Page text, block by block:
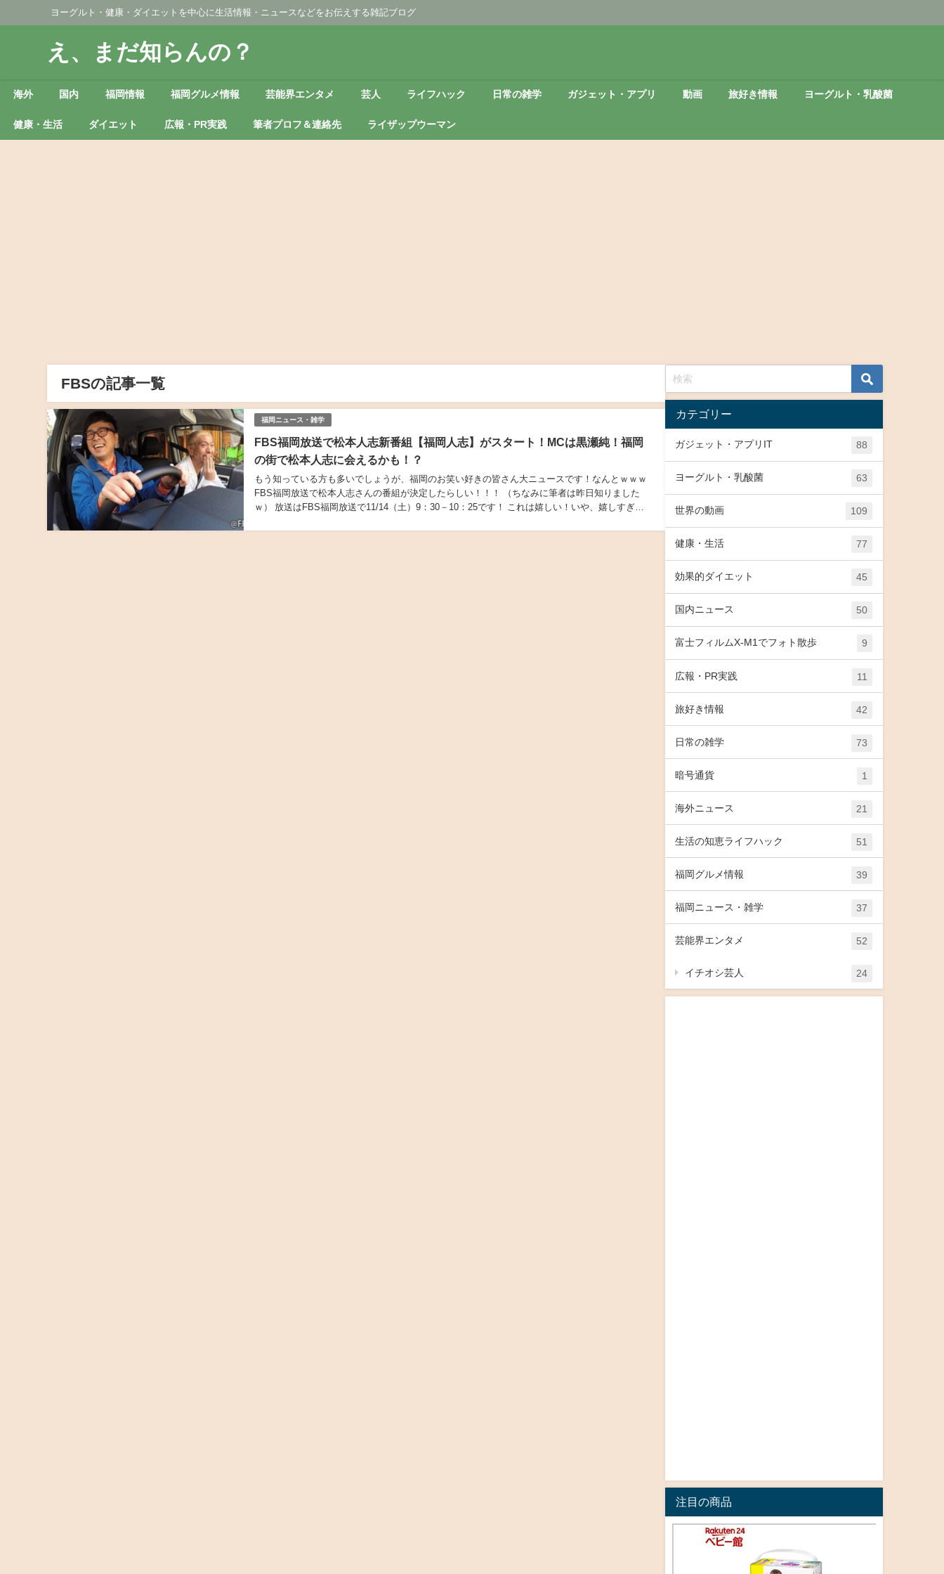
ヨーグルト・健康・ダイエットを中心に生活情報・ニュースなどをお伝えする雑記ブログ
え、まだ知らんの？
海外 国内 福岡情報 福岡グルメ情報 芸能界エンタメ 芸人 ライフハック 日常の雑学 ガジェット・アプリ 動画 旅好き情報 ヨーグルト・乳酸菌
健康・生活 ダイエット 広報・PR実践 筆者プロフ＆連絡先 ライザップウーマン
FBSの記事一覧
福岡ニュース・雑学
FBS福岡放送で松本人志新番組【福岡人志】がスタート！MCは黒瀬純！福岡
の街で松本人志に会えるかも！？
もう知っている方も多いでしょうが、福岡のお笑い好きの皆さん大ニュースです！なんとｗｗｗ
FBS福岡放送で松本人志さんの番組が決定したらしい！！！ （ちなみに筆者は昨日知りました
ｗ） 放送はFBS福岡放送で11/14（土）9：30－10：25です！ これは嬉しい！いや、嬉しすぎ
カテゴリー
ガジェット・アプリIT 88
ヨーグルト・乳酸菌 63
世界の動画 109
健康・生活 77
効果的ダイエット 45
国内ニュース 50
富士フィルムX-M1でフォト散歩 9
広報・PR実践 11
旅好き情報 42
日常の雑学 73
暗号通貨 1
海外ニュース 21
生活の知恵ライフハック 51
福岡グルメ情報 39
福岡ニュース・雑学 37
芸能界エンタメ 52
イチオシ芸人 24
注目の商品